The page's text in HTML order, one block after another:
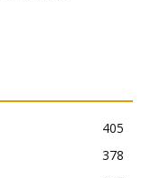
405
378